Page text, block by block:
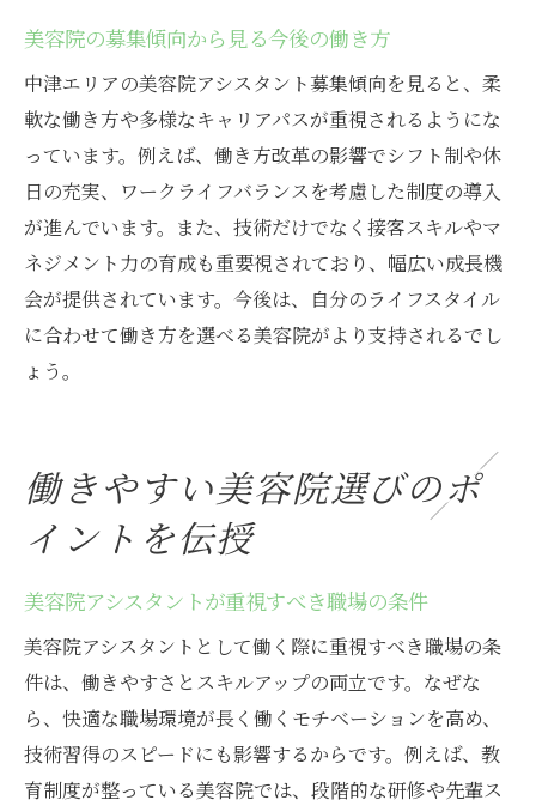
美容院の募集傾向から見る今後の働き方
中津エリアの美容院アシスタント募集傾向を見ると、柔
軟な働き方や多様なキャリアパスが重視されるようにな
っています。例えば、働き方改革の影響でシフト制や休
日の充実、ワークライフバランスを考慮した制度の導入
が進んでいます。また、技術だけでなく接客スキルやマ
ネジメント力の育成も重要視されており、幅広い成長機
会が提供されています。今後は、自分のライフスタイル
に合わせて働き方を選べる美容院がより支持されるでし
ょう。
働きやすい美容院選びのポ
イントを伝授
美容院アシスタントが重視すべき職場の条件
美容院アシスタントとして働く際に重視すべき職場の条
件は、働きやすさとスキルアップの両立です。なぜな
ら、快適な職場環境が長く働くモチベーションを高め、
技術習得のスピードにも影響するからです。例えば、教
育制度が整っている美容院では、段階的な研修や先輩ス